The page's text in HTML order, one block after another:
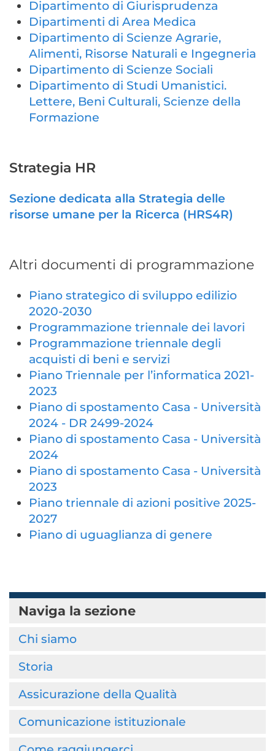
Dipartimento di Giurisprudenza
Dipartimenti di Area Medica
Dipartimento di Scienze Agrarie,
Alimenti, Risorse Naturali e Ingegneria
Dipartimento di Scienze Sociali
Dipartimento di Studi Umanistici.
Lettere, Beni Culturali, Scienze della
Formazione
Strategia HR
Sezione dedicata alla Strategia delle
risorse umane per la Ricerca (HRS4R)
Altri documenti di programmazione
Piano strategico di sviluppo edilizio
2020-2030
Programmazione triennale dei lavori
Programmazione triennale degli
acquisti di beni e servizi
Piano Triennale per l’informatica 2021-
2023
Piano di spostamento Casa - Università
2024 - DR 2499-2024
Piano di spostamento Casa - Università
2024
Piano di spostamento Casa - Università
2023
Piano triennale di azioni positive 2025-
2027
Piano di uguaglianza di genere
Naviga la sezione
Chi siamo
Storia
Assicurazione della Qualità
Comunicazione istituzionale